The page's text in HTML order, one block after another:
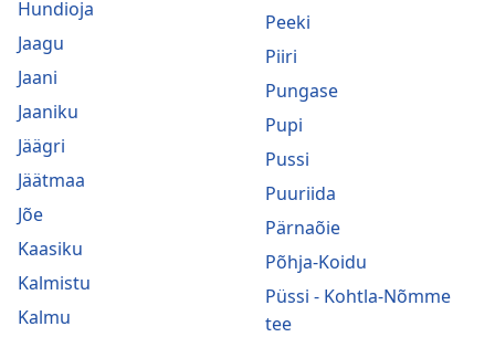
Hundioja
Jaagu
Jaani
Jaaniku
Jäägri
Jäätmaa
Jõe
Kaasiku
Kalmistu
Kalmu
Peeki
Piiri
Pungase
Pupi
Pussi
Puuriida
Pärnaõie
Põhja-Koidu
Püssi - Kohtla-Nõmme
tee